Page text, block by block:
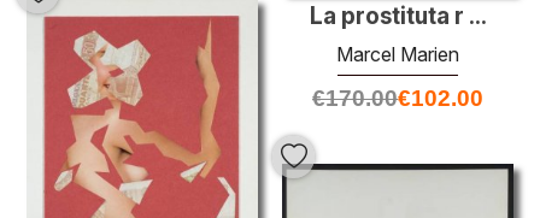
La prostituta r ...
Marcel Marien
€170.00€102.00